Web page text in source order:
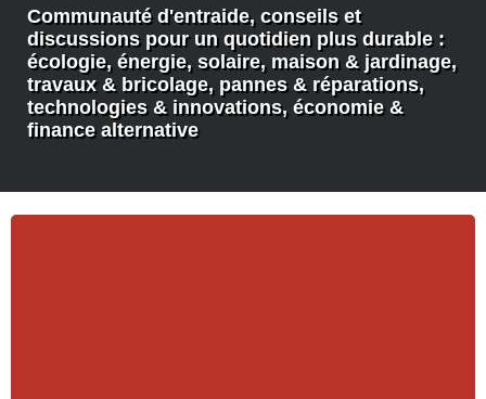
Communauté d'entraide, conseils et
discussions pour un quotidien plus durable :
écologie, énergie, solaire, maison & jardinage,
travaux & bricolage, pannes & réparations,
technologies & innovations, économie &
finance alternative